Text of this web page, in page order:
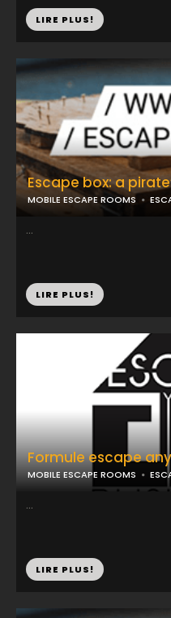
Escape box: a
MOBILE ESCAPE ROOMS
...
LIRE PLUS!
LIRE PLUS!
Formule escape
MOBILE ESCAPE ROOMS
...
LIRE PLUS!